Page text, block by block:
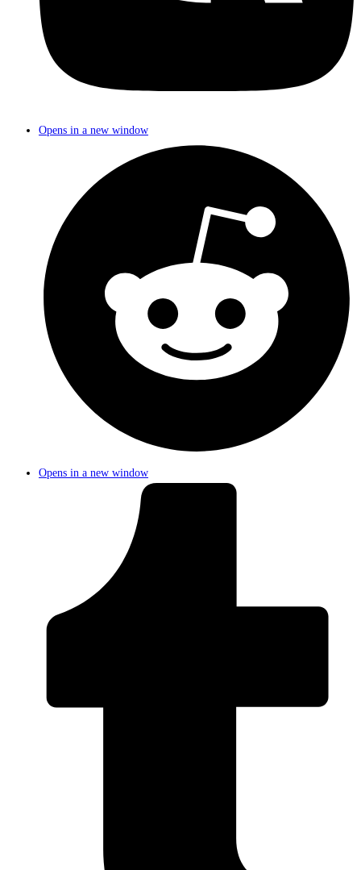
Opens in a new window
Opens in a new window